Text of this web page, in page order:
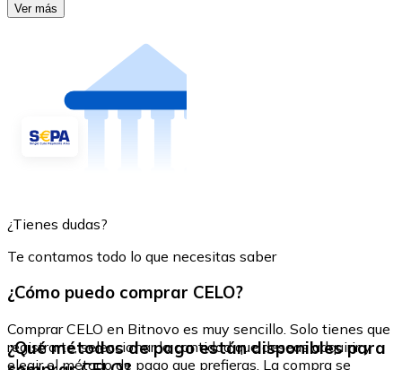
Ver más
¿Tienes dudas?
Te contamos todo lo que necesitas saber
¿Cómo puedo comprar CELO?
Comprar CELO en Bitnovo es muy sencillo. Solo tienes que
registrarte, seleccionar la cantidad que deseas adquirir y
elegir el método de pago que prefieras. La compra se
¿Qué métodos de pago están disponibles para